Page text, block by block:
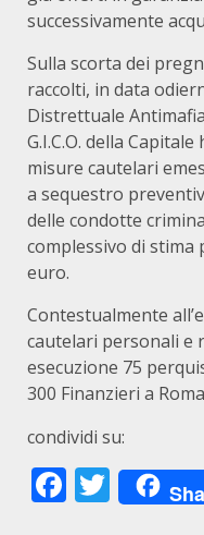
successivamente
Sulla scorta dei
raccolti, in data
Distrettuale
G.I.C.O. della
misure cautelari
a sequestro
delle condotte
complessivo di stima
euro.
Contestualmente
cautelari personali e
esecuzione 75
300 Finanzieri a
condividi su: